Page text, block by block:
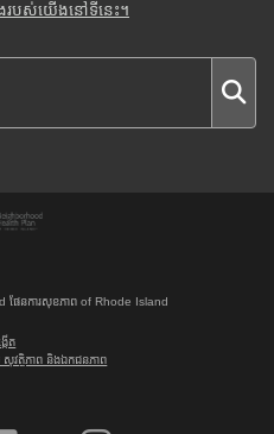
បស់យើងនៅទីនេះ។
ផែនការសុខភាព of Rhode Island
ើត
សុវត្ថិភាព និងឯកជនភាព